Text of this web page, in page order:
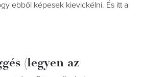
ebből képesek kievickélni. És itt a
(legyen az